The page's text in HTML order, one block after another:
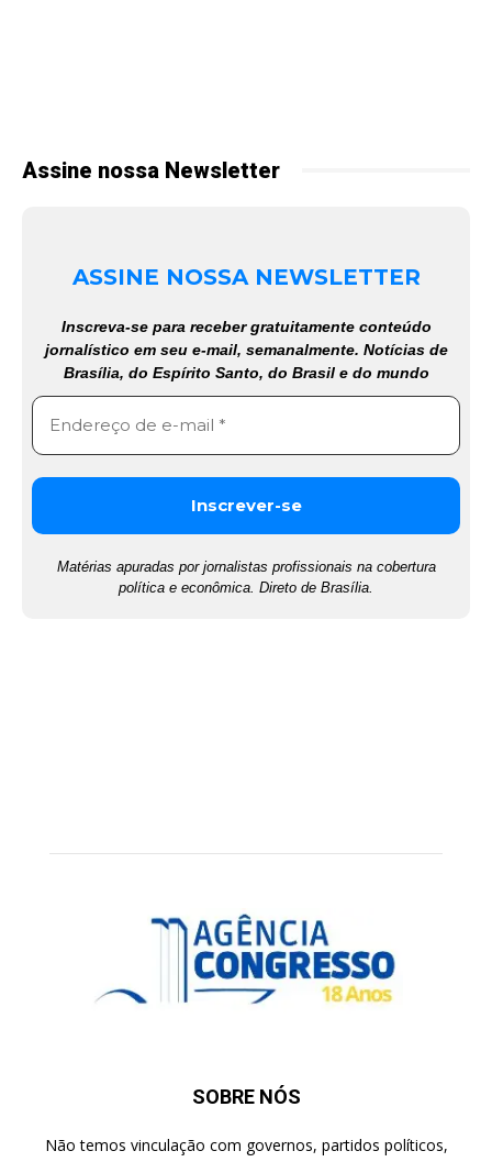
Assine nossa Newsletter
ASSINE NOSSA NEWSLETTER
Inscreva-se para receber gratuitamente conteúdo
jornalístico em seu e-mail, semanalmente. Notícias de
Brasília, do Espírito Santo, do Brasil e do mundo
Matérias apuradas por jornalistas profissionais na cobertura
política e econômica. Direto de Brasília.
SOBRE NÓS
Não temos vinculação com governos, partidos políticos,